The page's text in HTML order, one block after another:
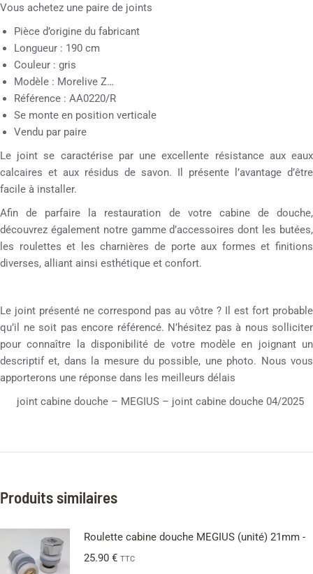
Vous achetez une paire de joints
Pièce d’origine du fabricant
Longueur : 190 cm
Couleur : gris
Modèle : Morelive Z…
Référence : AA0220/R
Se monte en position verticale
Vendu par paire
Le joint se caractérise par une excellente résistance aux eaux
calcaires et aux résidus de savon. Il présente l’avantage d’être
facile à installer.
Afin de parfaire la restauration de votre cabine de douche,
découvrez également notre gamme d’accessoires dont les butées,
les roulettes et les charnières de porte aux formes et finitions
diverses, alliant ainsi esthétique et confort.
Le joint présenté ne correspond pas au vôtre ? Il est fort probable
qu’il ne soit pas encore référencé. N’hésitez pas à nous solliciter
pour connaître la disponibilité de votre modèle en joignant un
descriptif et, dans la mesure du possible, une photo. Nous vous
apporterons une réponse dans les meilleurs délais
joint cabine douche – MEGIUS – joint cabine douche 04/2025
Produits similaires
Roulette cabine douche MEGIUS (unité) 21mm -
25.90 € TTC